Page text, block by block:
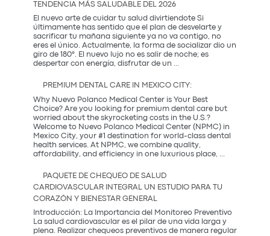
y
la
Tradición
TENDENCIA MÁS SALUDABLE DEL 2026
El nuevo arte de cuidar tu salud divirtiendote Si
últimamente has sentido que el plan de desvelarte y
sacrificar tu mañana siguiente ya no va contigo, no
eres el único. Actualmente, la forma de socializar dio un
giro de 180°. El nuevo lujo no es salir de noche; es
despertar con energía, disfrutar de un ...
una
Party?
Descubre
la
tendencia
más
saludable
del
PREMIUM DENTAL CARE IN MEXICO CITY:
Why Nuevo Polanco Medical Center is Your Best
Choice? Are you looking for premium dental care but
worried about the skyrocketing costs in the U.S.?
Welcome to Nuevo Polanco Medical Center (NPMC) in
Mexico City, your #1 destination for world-class dental
health services. At NPMC, we combine quality,
affordability, and efficiency in one luxurious place,
PAQUETE DE CHEQUEO DE SALUD
CARDIOVASCULAR INTEGRAL UN ESTUDIO PARA TU
CORAZÓN Y BIENESTAR GENERAL
Introducción: La Importancia del Monitoreo Preventivo
La salud cardiovascular es el pilar de una vida larga y
plena. Realizar chequeos preventivos de manera regular